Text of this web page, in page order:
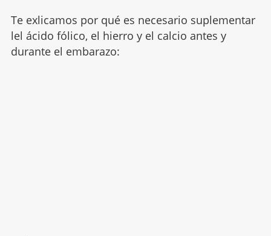
Te exlicamos por qué es necesario suplementar
lel ácido fólico, el hierro y el calcio antes y
durante el embarazo: